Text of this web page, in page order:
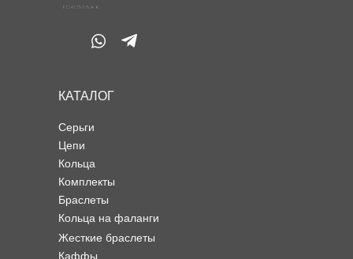
Серьги
Цепи
Кольца
Комплекты
Браслеты
Кольца на фаланги
КАТАЛОГ
Жесткие браслеты
Каффы